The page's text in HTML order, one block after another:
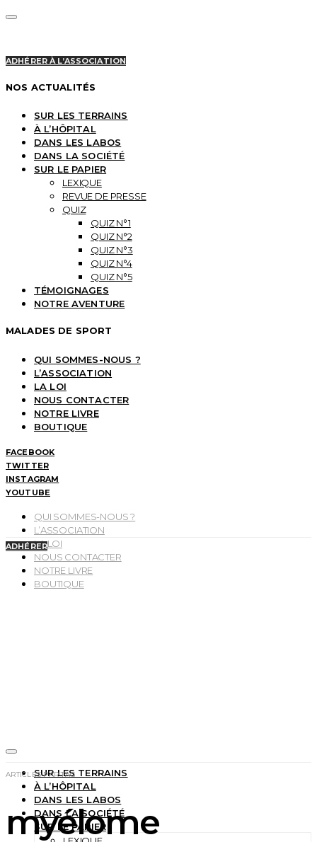
ADHÉRER À L’ASSOCIATION
NOS ACTUALITÉS
SUR LES TERRAINS
À L’HÔPITAL
DANS LES LABOS
DANS LA SOCIÉTÉ
SUR LE PAPIER
LEXIQUE
REVUE DE PRESSE
QUIZ
QUIZ N°1
QUIZ N°2
QUIZ N°3
QUIZ N°4
QUIZ N°5
TÉMOIGNAGES
NOTRE AVENTURE
MALADES DE SPORT
QUI SOMMES-NOUS ?
L’ASSOCIATION
LA LOI
NOUS CONTACTER
NOTRE LIVRE
BOUTIQUE
FACEBOOK
TWITTER
INSTAGRAM
YOUTUBE
QUI SOMMES-NOUS ?
L’ASSOCIATION
LA LOI
NOUS CONTACTER
NOTRE LIVRE
BOUTIQUE
ADHÉRER
SUR LES TERRAINS
À L’HÔPITAL
DANS LES LABOS
DANS LA SOCIÉTÉ
SUR LE PAPIER
ARTICLES PAR TAG
myélome